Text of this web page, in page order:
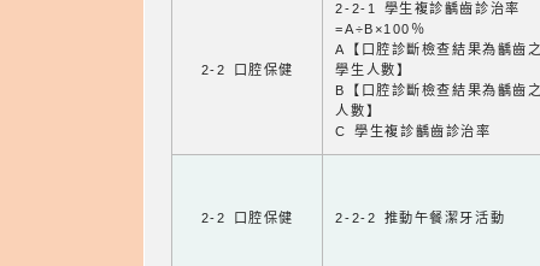
2-2 口腔保健
2-2-1 學生複診齲齒診治率
=A÷B×100％
A【口腔診斷檢查結果為齲齒
學生人數】
B【口腔診斷檢查結果為齲齒
人數】
C 學生複診齲齒診治率
2-2 口腔保健 2-2-2 推動午餐潔牙活動